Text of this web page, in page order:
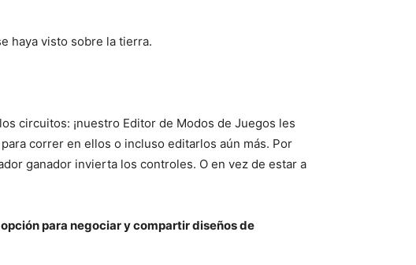
haya visto sobre la tierra.
circuitos: ¡nuestro Editor de Modos de Juegos les
correr en ellos o incluso editarlos aún más. Por
ganador invierta los controles. O en vez de estar a
para negociar y compartir diseños de